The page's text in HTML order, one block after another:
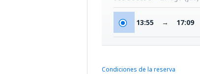
13:55 → 17:09
Condiciones de la reserva